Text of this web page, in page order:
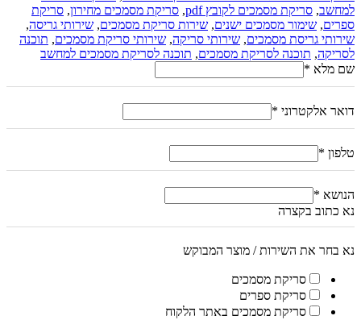
למחשב, סריקת מסמכים לקובץ pdf , סריקת מסמכים מחירון, סריקת
ספרים, שימור מסמכים ישנים, שירות סריקת מסמכים, שירותי גריסה,
שירותי גריסת מסמכים, שירותי סריקה, שירותי סריקת מסמכים, תוכנה
לסריקה, תוכנה לסריקת מסמכים, תוכנה לסריקת מסמכים למחשב
שם מלא *
דואר אלקטרוני *
טלפון *
הנושא *
נא כתוב בקצרה
נא בחר את השירות / מוצר המבוקש
סריקת מסמכים
סריקת ספרים
סריקת מסמכים באתר הלקוח